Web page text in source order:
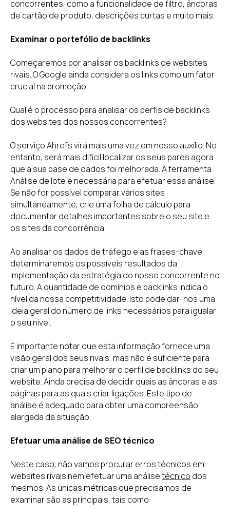
concorrentes, como a funcionalidade de filtro, âncoras
de cartão de produto, descrições curtas e muito mais.
Examinar o portefólio de backlinks
Começaremos por analisar os backlinks de websites
rivais. O Google ainda considera os links como um fator
crucial na promoção.
Qual é o processo para analisar os perfis de backlinks
dos websites dos nossos concorrentes?
O serviço Ahrefs virá mais uma vez em nosso auxílio. No
entanto, será mais difícil localizar os seus pares agora
que a sua base de dados foi melhorada. A ferramenta
Análise de lote é necessária para efetuar essa análise.
Se não for possível comparar vários sites
simultaneamente, crie uma folha de cálculo para
documentar detalhes importantes sobre o seu site e
os sites da concorrência.
Ao analisar os dados de tráfego e as frases-chave,
determinaremos os possíveis resultados da
implementação da estratégia do nosso concorrente no
futuro. A quantidade de domínios e backlinks indica o
nível da nossa competitividade. Isto pode dar-nos uma
ideia geral do número de links necessários para igualar
o seu nível.
É importante notar que esta informação fornece uma
visão geral dos seus rivais, mas não é suficiente para
criar um plano para melhorar o perfil de backlinks do seu
website. Ainda precisa de decidir quais as âncoras e as
páginas para as quais criar ligações. Este tipo de
análise é adequado para obter uma compreensão
alargada da situação.
Efetuar uma análise de SEO técnico
Neste caso, não vamos procurar erros técnicos em
websites rivais nem efetuar uma análisetécnico dos
mesmos. As únicas métricas que precisamos de
examinar são as principais, tais como: